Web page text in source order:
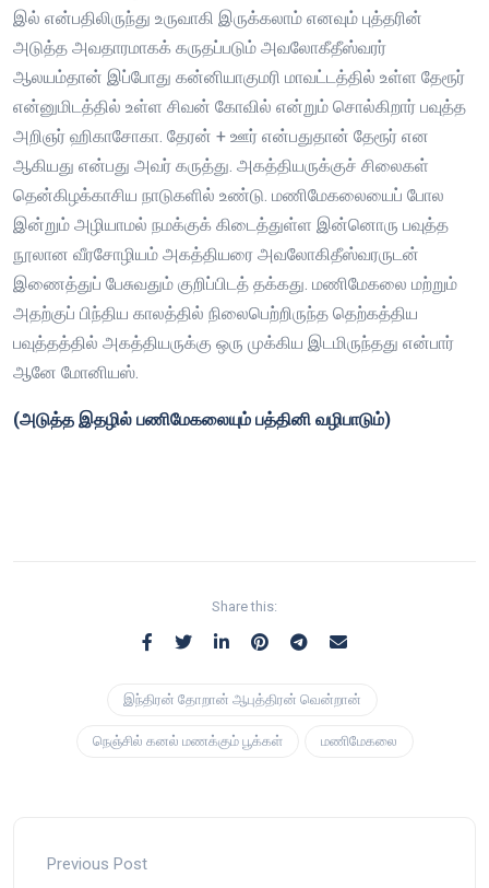
இல் என்பதிலிருந்து உருவாகி இருக்கலாம் எனவும் புத்தரின்
அடுத்த அவதாரமாகக் கருதப்படும் அவலோகீதீஸ்வரர்
ஆலயம்தான் இப்போது கன்னியாகுமரி மாவட்டத்தில் உள்ள தேரூர்
என்னுமிடத்தில் உள்ள சிவன் கோவில் என்றும் சொல்கிறார் பவுத்த
அறிஞர் ஹிகாசோகா. தேரன் + ஊர் என்பதுதான் தேரூர் என
ஆகியது என்பது அவர் கருத்து. அகத்தியருக்குச் சிலைகள்
தென்கிழக்காசிய நாடுகளில் உண்டு. மணிமேகலையைப் போல
இன்றும் அழியாமல் நமக்குக் கிடைத்துள்ள இன்னொரு பவுத்த
நூலான வீரசோழியம் அகத்தியரை அவலோகிதீஸ்வரருடன்
இணைத்துப் பேசுவதும் குறிப்பிடத் தக்கது. மணிமேகலை மற்றும்
அதற்குப் பிந்திய காலத்தில் நிலைபெற்றிருந்த தெற்கத்திய
பவுத்தத்தில் அகத்தியருக்கு ஒரு முக்கிய இடமிருந்தது என்பார்
ஆனே மோனியஸ்.
(அடுத்த இதழில் பணிமேகலையும் பத்தினி வழிபாடும்)
Share this:
இந்திரன் தோறான் ஆபுத்திரன் வென்றான்
நெஞ்சில் கனல் மணக்கும் பூக்கள் மணிமேகலை
Previous Post